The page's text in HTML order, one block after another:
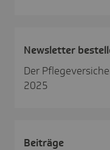
News­letter
Der
2025
Beiträge